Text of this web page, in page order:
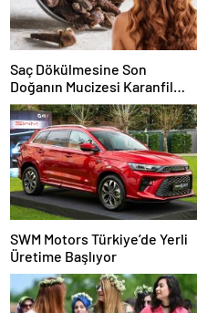
Saç Dökülmesine Son
Doğanın Mucizesi Karanfil
Kürü
SWM Motors Türkiye’de Yerli
Üretime Başlıyor